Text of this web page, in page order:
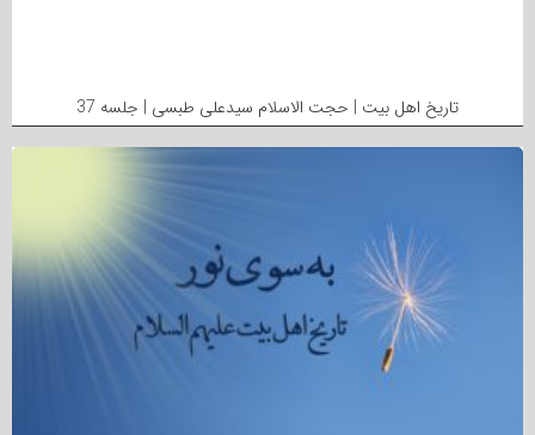
تاریخ اهل بیت | حجت الاسلام سیدعلی طبسی | جلسه 37